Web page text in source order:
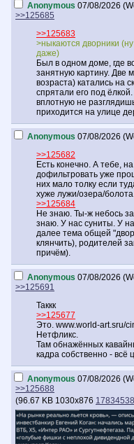
Anonymous 07/08/2026
>>125685
>>125683
>ныкаются дворники
даже)
Был в одном доме, где
занятную картину. Две
возраста) катались на
спрятали его под
вплотную не
приходится на улице
Anonymous 07/08/2026
>>125682
Есть конечно. А тебе,
дофильтровать уже
них мало толку если
хуже лужи/озера/
>>125684
Не знаю. Ты-ж небось
знаю. У нас суниты. У
далее тема общей
клянчить), родителей
причём).
Anonymous 07/08/2026
>>125691
Таккк
>>125677
Это. www.world-art.sru/
Нетфликс.
Там обнажённых
кадра собственно - всё
Anonymous 07/08/2026
>>125688
(96.67 KB 1030x876